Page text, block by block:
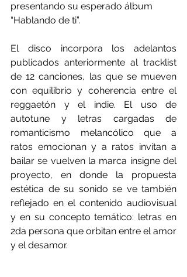
presentando su esperado álbum
“Hablando de ti”.
El disco incorpora los adelantos
publicados anteriormente al tracklist
de 12 canciones, las que se mueven
con equilibrio y coherencia entre el
reggaetón y el indie. El uso de
autotune y letras cargadas de
romanticismo melancólico que a
ratos emocionan y a ratos invitan a
bailar se vuelven la marca insigne del
proyecto, en donde la propuesta
estética de su sonido se ve también
reflejado en el contenido audiovisual
y en su concepto temático: letras en
2da persona que orbitan entre el amor
y el desamor.